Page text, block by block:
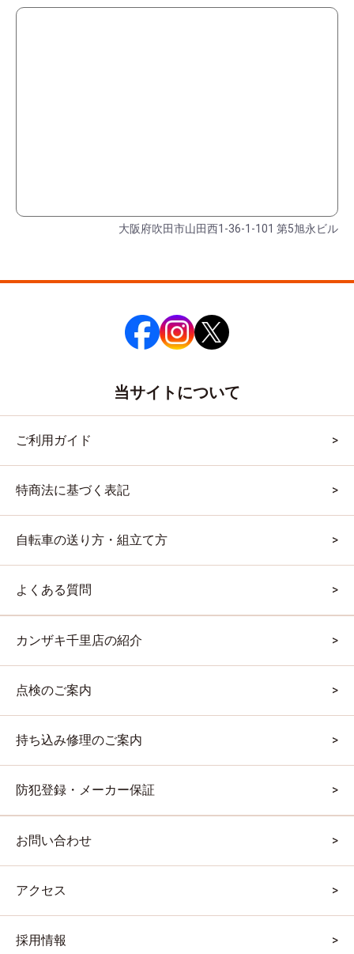
大阪府吹田市山田西1-36-1-101 第5旭永ビル
当サイトについて
ご利用ガイド
特商法に基づく表記
自転車の送り方・組立て方
よくある質問
カンザキ千里店の紹介
点検のご案内
持ち込み修理のご案内
防犯登録・メーカー保証
お問い合わせ
アクセス
採用情報